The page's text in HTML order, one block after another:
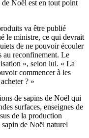
Noël est en tout point
va être publié
le ministre, ce qui devrait
de ne pouvoir écouler
au reconfinement. Le
», selon lui. « La
commencer à les
? »
de sapins de Noël qui
surfaces, enseignes de
de la production
sapin de Noël naturel